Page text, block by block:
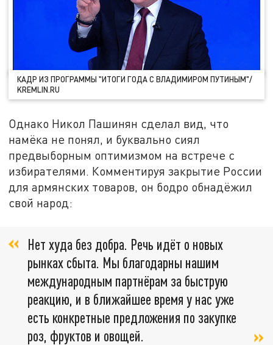
КАДР ИЗ ПРОГРАММЫ "ИТОГИ ГОДА С ВЛАДИМИРОМ ПУТИНЫМ"/
KREMLIN.RU
Однако Никол Пашинян сделал вид, что
намёка не понял, и буквально сиял
предвыборным оптимизмом на встрече с
избирателями. Комментируя закрытие России
для армянских товаров, он бодро обнадёжил
свой народ:
Нет худа без добра. Речь идёт о новых
рынках сбыта. Мы благодарны нашим
международным партнёрам за быструю
реакцию, и в ближайшее время у нас уже
есть конкретные предложения по закупке
роз, фруктов и овощей.